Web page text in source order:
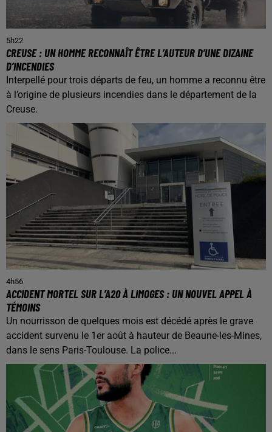
5h22
CREUSE : UN HOMME RECONNAÎT ÊTRE L’AUTEUR D’UNE DIZAINE
D’INCENDIES
Interpellé pour trois départs de feu, un homme a reconnu être
à l’origine de plusieurs incendies dans le département de la
Creuse.
4h56
ACCIDENT MORTEL SUR L’A20 À LIMOGES : UN NOUVEL APPEL À
TÉMOINS
Un nourrisson de quelques mois est décédé après le grave
accident survenu le 1er août à hauteur de Beaune-les-Mines,
dans le sens Paris-Toulouse. La police...